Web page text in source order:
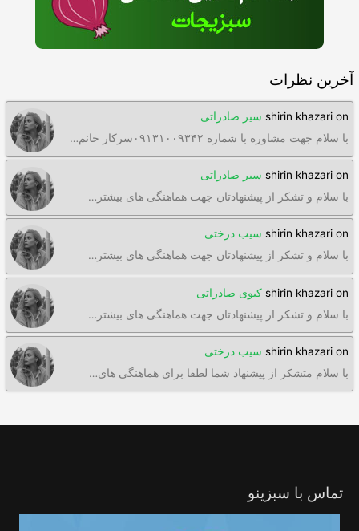
آخرین نظرات
shirin khazari on
سیر صادراتی
با سلام جهت مشاوره با شماره ۰۹۱۳۱۰۰۹۳۴۲سرکار خانم…
shirin khazari on
سیر صادراتی
با سلام و تشکر از پیشنهادتان جهت هماهنگی های بیشتر…
shirin khazari on
سیب درختی
با سلام و تشکر از پیشنهادتان جهت هماهنگی های بیشتر…
shirin khazari on
کیوی صادراتی
با سلام و تشکر از پیشنهادتان جهت هماهنگی های بیشتر…
shirin khazari on
سیب درختی
با سلام متشکر از پیشنهاد شما لطفا برای هماهنگی های…
تماس با سبزینو